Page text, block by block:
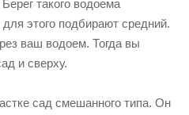
такого водоема
этого подбирают средний.
ваш водоем. Тогда вы
и сверху.
сад смешанного типа. Он